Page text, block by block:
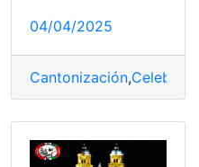
,Cevallos
04/04/2025
Cantonización,Celebra